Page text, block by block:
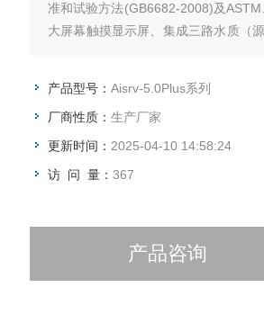
准和试验方法(GB6682-2008)及
大屏幕触摸显示屏、集成三路水质（
0.2μm终端过滤器保证终端出水无菌
有效吸附二氧化碳、有机物及过滤细
（可选择）
产品型号： Aisrv-5.0Plus系列
厂商性质： 生产厂家
更新时间： 2025-04-10 14:58:24
访 问 量： 367
产品咨询